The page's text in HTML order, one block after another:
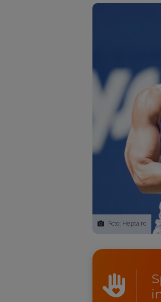
Foto: Hepta.ro